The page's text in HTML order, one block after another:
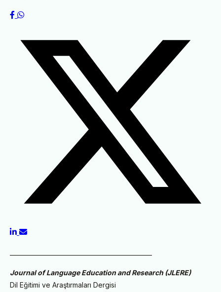
Journal of Language Education and Research (JLERE)
Dil Eğitimi ve Araştırmaları Dergisi